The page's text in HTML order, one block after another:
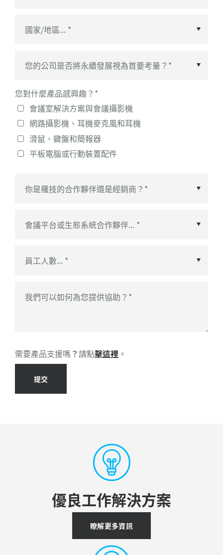
國家/地區*
您對什麼產品感興趣？ *
會議室解決方案與會議攝影機
網路攝影機、耳機麥克風和耳機
滑鼠、鍵盤和簡報器
平板電腦或行動裝置配件
會議平台或生態系統合作夥伴
我們可以如何為您提供協助？ *
需要產品支援嗎？請點擊這裡 。
提交
優良工作解決方案
瞭解更多資訊